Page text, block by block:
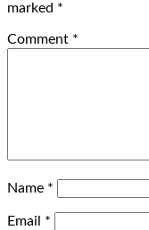
marked *
Comment *
Name *
Email *